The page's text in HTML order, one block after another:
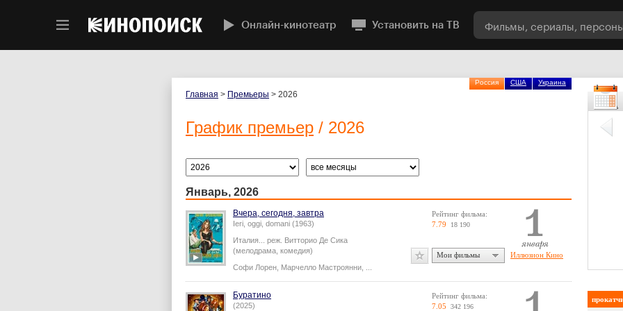
Онлайн-кинотеатр Установить на ТВ
Россия США Украина
Главная > Премьеры > 2026
График премьер / 2026
Январь, 2026
Вчера, сегодня, завтра
Ieri, oggi, domani (1963)
Италия... реж. Витторио Де Сика
(мелодрама, комедия)
Софи Лорен Марчелло Мастроянни
Иллюзион Кино
Рейтинг фильма:
7.79
18 190
Мои фильмы
Буратино
(2025)
Рейтинг фильма:
7.05 342 196